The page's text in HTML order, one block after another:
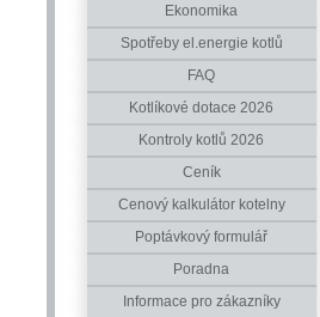
Ekonomika
Spotřeby el.energie kotlů
FAQ
Kotlíkové dotace 2026
Kontroly kotlů 2026
Ceník
Cenový kalkulátor kotelny
Poptávkový formulář
Poradna
Informace pro zákazníky